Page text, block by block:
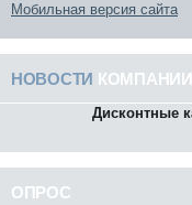
Мобильная версия сайта
НОВОСТИ КОМПАНИИ
Дисконтные
ОПРОС